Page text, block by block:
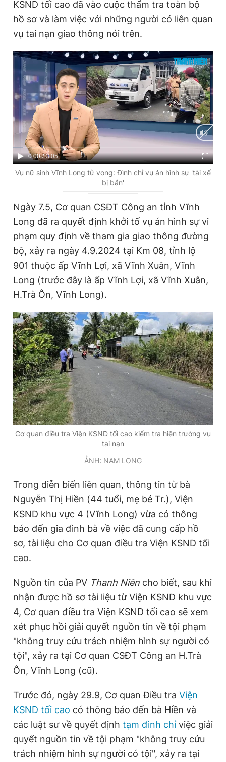
KSND tối cao đã vào cuộc thẩm tra toàn bộ
hồ sơ và làm việc với những người có liên quan
vụ tai nạn giao thông nói trên.
C
u
m
0:00 / D
u
t
n
3:05
Vụ nữ sinh Vĩnh Long tử vong: Đình chỉ vụ án hình sự 'tài xế
bị bắn'
Ngày 7.5, Cơ quan CSĐT Công an tỉnh Vĩnh
Long đã ra quyết định khởi tố vụ án hình sự vi
phạm quy định về tham gia giao thông đường
bộ, xảy ra ngày 4.9.2024 tại Km 08, tỉnh lộ
901 thuộc ấp Vĩnh Lợi, xã Vĩnh Xuân, Vĩnh
Long (trước đây là ấp Vĩnh Lợi, xã Vĩnh Xuân,
H.Trà Ôn, Vĩnh Long).
Cơ quan điều tra Viện KSND tối cao kiểm tra hiện trường vụ
tai nạn
ẢNH: NAM LONG
Trong diễn biến liên quan, thông tin từ bà
Nguyễn Thị Hiền (44 tuổi, mẹ bé Tr.), Viện
KSND khu vực 4 (Vĩnh Long) vừa có thông
báo đến gia đình bà về việc đã cung cấp hồ
sơ, tài liệu cho Cơ quan điều tra Viện KSND tối
cao.
Nguồn tin của PV Thanh Niên cho biết, sau khi
nhận được hồ sơ tài liệu từ Viện KSND khu vực
4, Cơ quan điều tra Viện KSND tối cao sẽ xem
xét phục hồi giải quyết nguồn tin về tội phạm
"không truy cứu trách nhiệm hình sự người có
tội", xảy ra tại Cơ quan CSĐT Công an H.Trà
Ôn, Vĩnh Long (cũ).
Trước đó, ngày 29.9, Cơ quan Điều tra Viện
KSND tối cao có thông báo đến bà Hiền và
các luật sư về quyết định tạm đình chỉ việc giải
quyết nguồn tin về tội phạm "không truy cứu
trách nhiệm hình sự người có tội", xảy ra tại